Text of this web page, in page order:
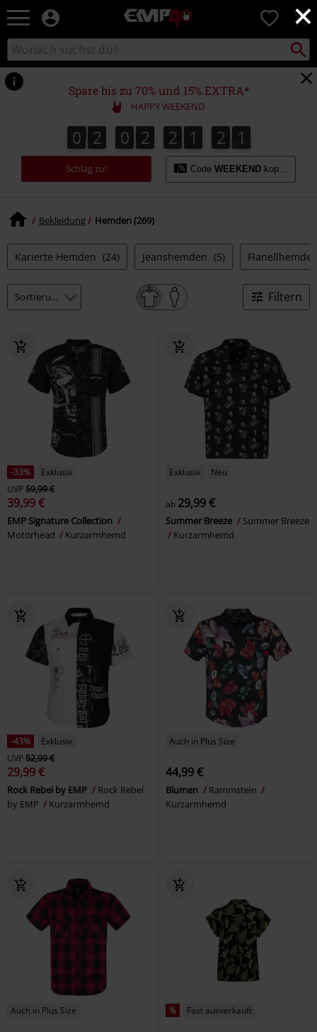
×
EMP
Merchandise
-
Shop
Rock
&
Entertainment
0
Katalog
durchsuchen
suchen
Spare bis zu 70% und 15% EXTRA*
HAPPY WEEKEND
0
0 2
2 0
0 2
2 2
2 1
1 2
2 0
1
0
3
1
Schlag zu! Code WEEKEND kopieren
Bekleidung Hemden (269)
Karierte Hemden (24) Jeanshemden (5)
Filtern
-33%
Exklusiv
UVP59,99 €
39,99 €
EMP Signature Collection
Motörhead
Kurzarmhemd
Exklusiv Neu
ab 29,99 €
Summer Breeze
Summer Breeze
Kurzarmhemd
-43%
Exklusiv
UVP52,99 €
29,99 €
Rock Rebel by EMP
Rock Rebel
by EMP
Kurzarmhemd
Auch in Plus Size
44,99 €
Blumen
Rammstein
Kurzarmhemd
Auch in Plus Size % Fast ausverkauft